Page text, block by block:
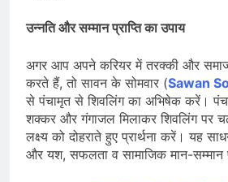
उन्नति और सम्मान प्राप्ति का उपाय
अगर आप अपने करियर में तरक्की और समाज
करते हैं, तो सावन के सोमवार (Sawan
से पंचामृत से शिवलिंग का अभिषेक करें।
शक्कर और गंगाजल मिलाकर शिवलिंग पर
लक्ष्य को दोहराते हुए प्रार्थना करें। यह
और यश, सफलता व सामाजिक मान-सम्मान